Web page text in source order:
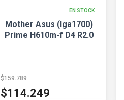
EN STOCK
Mother Asus (lga1700)
Prime H610m-f D4 R2.0
$159.789
$114.249